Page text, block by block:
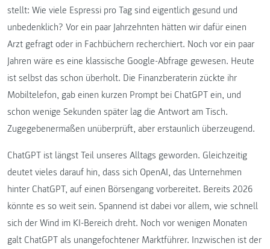
stellt: Wie viele Espressi pro Tag sind eigentlich gesund und
unbedenklich? Vor ein paar Jahrzehnten hätten wir dafür einen
Arzt gefragt oder in Fachbüchern recherchiert. Noch vor ein paar
Jahren wäre es eine klassische Google-Abfrage gewesen. Heute
ist selbst das schon überholt. Die Finanzberaterin zückte ihr
Mobiltelefon, gab einen kurzen Prompt bei ChatGPT ein, und
schon wenige Sekunden später lag die Antwort am Tisch.
Zugegebenermaßen unüberprüft, aber erstaunlich überzeugend.
ChatGPT ist längst Teil unseres Alltags geworden. Gleichzeitig
deutet vieles darauf hin, dass sich OpenAI, das Unternehmen
hinter ChatGPT, auf einen Börsengang vorbereitet. Bereits 2026
könnte es so weit sein. Spannend ist dabei vor allem, wie schnell
sich der Wind im KI-Bereich dreht. Noch vor wenigen Monaten
galt ChatGPT als unangefochtener Marktführer. Inzwischen ist der